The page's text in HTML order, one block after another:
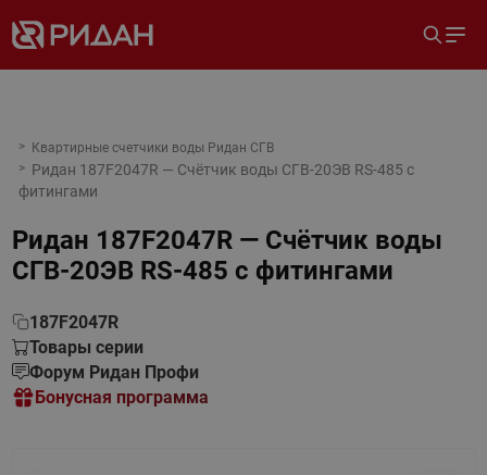
Квартирные счетчики воды Ридан СГВ
Ридан 187F2047R — Счётчик воды СГВ-20ЭВ RS-485 с
фитингами
Ридан 187F2047R — Счётчик воды
СГВ-20ЭВ RS-485 с фитингами
187F2047R
Товары серии
Форум Ридан Профи
Бонусная программа